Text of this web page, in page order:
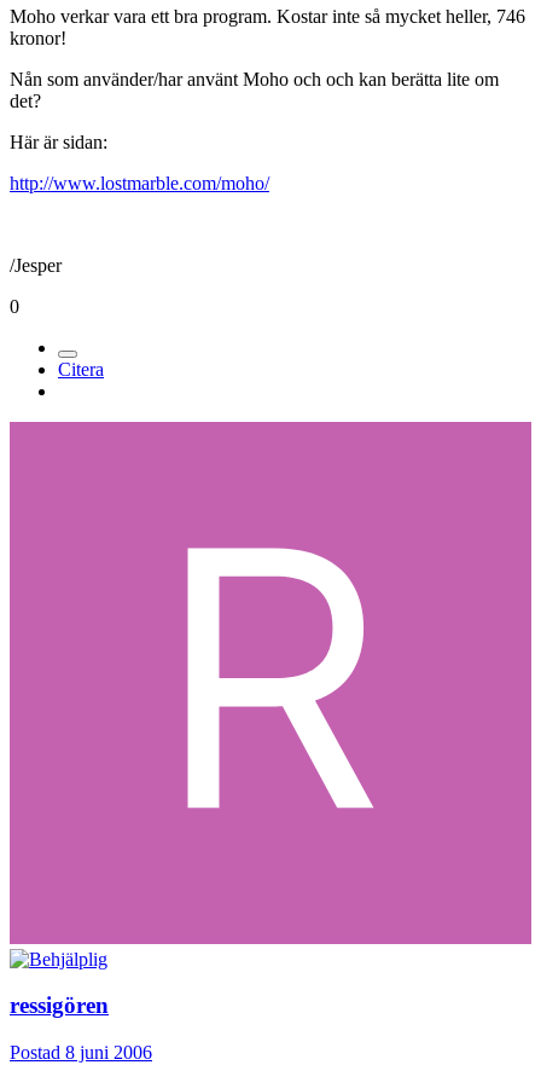
Moho verkar vara ett bra program. Kostar inte så mycket heller, 746
kronor!
Nån som använder/har använt Moho och och kan berätta lite om
det?
Här är sidan:
http://www.lostmarble.com/moho/
/Jesper
0
Citera
ressigören
Postad 8 juni 2006